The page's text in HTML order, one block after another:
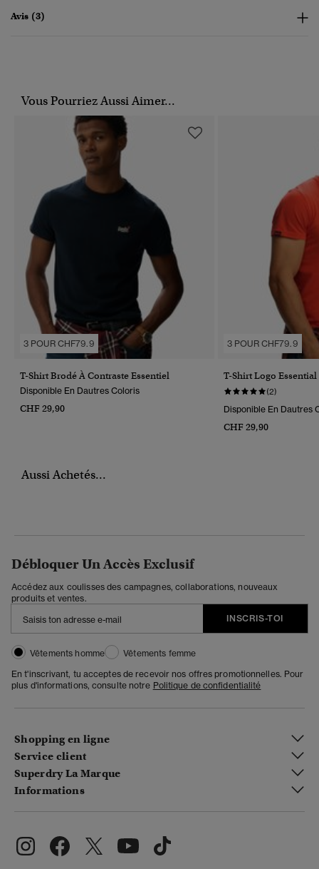
Avis (3)
Vous Pourriez Aussi Aimer...
3 POUR CHF79.9
T-Shirt Brodé À Contraste Essentiel
Disponible En Dautres Coloris
CHF 29,90
3 POUR CHF79.9
T-Shirt Logo
(2)
Disponible En Dautres
CHF 29,90
Aussi Achetés...
Débloquer Un Accès Exclusif
Accédez aux coulisses des campagnes, collaborations, nouveaux
produits et ventes.
INSCRIS-TOI
Vêtements homme
Vêtements femme
En t'inscrivant, tu acceptes de recevoir nos offres promotionnelles. Pour
plus d'informations, consulte notre Politique de confidentialité
Shopping en ligne
Service client
Superdry La Marque
Informations